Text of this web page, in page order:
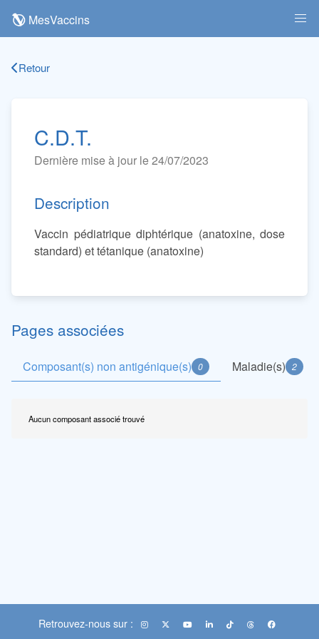
MesVaccins
Retour
C.D.T.
Dernière mise à jour le 24/07/2023
Description
Vaccin pédiatrique diphtérique (anatoxine, dose
standard) et tétanique (anatoxine)
Pages associées
Composant(s) non antigénique(s) 0 Maladie(s) 2
Aucun composant associé trouvé
Retrouvez-nous sur :